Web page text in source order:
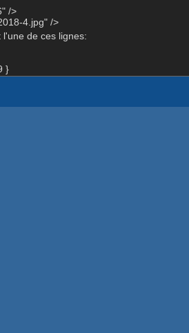
/>
4.jpg" />
de ces lignes:
}